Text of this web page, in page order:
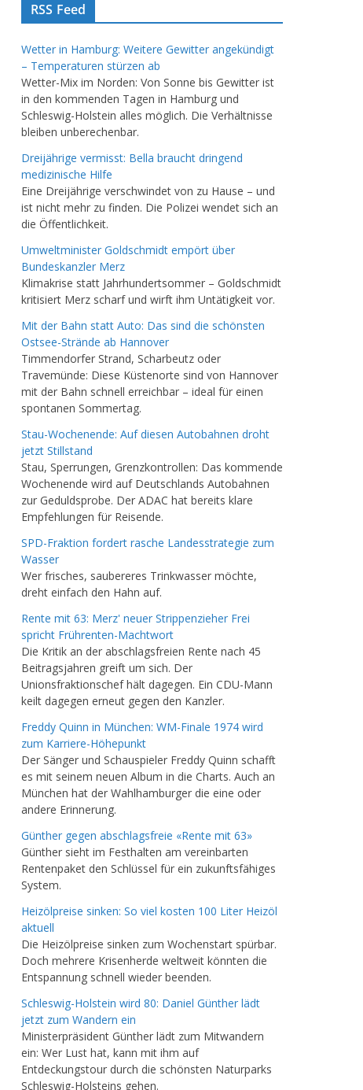
RSS Feed
Wetter in Hamburg: Weitere Gewitter angekündigt
– Temperaturen stürzen ab
Wetter-Mix im Norden: Von Sonne bis Gewitter ist
in den kommenden Tagen in Hamburg und
Schleswig-Holstein alles möglich. Die Verhältnisse
bleiben unberechenbar.
Dreijährige vermisst: Bella braucht dringend
medizinische Hilfe
Eine Dreijährige verschwindet von zu Hause – und
ist nicht mehr zu finden. Die Polizei wendet sich an
die Öffentlichkeit.
Umweltminister Goldschmidt empört über
Bundeskanzler Merz
Klimakrise statt Jahrhundertsommer – Goldschmidt
kritisiert Merz scharf und wirft ihm Untätigkeit vor.
Mit der Bahn statt Auto: Das sind die schönsten
Ostsee-Strände ab Hannover
Timmendorfer Strand, Scharbeutz oder
Travemünde: Diese Küstenorte sind von Hannover
mit der Bahn schnell erreichbar – ideal für einen
spontanen Sommertag.
Stau-Wochenende: Auf diesen Autobahnen droht
jetzt Stillstand
Stau, Sperrungen, Grenzkontrollen: Das kommende
Wochenende wird auf Deutschlands Autobahnen
zur Geduldsprobe. Der ADAC hat bereits klare
Empfehlungen für Reisende.
SPD-Fraktion fordert rasche Landesstrategie zum
Wasser
Wer frisches, saubereres Trinkwasser möchte,
dreht einfach den Hahn auf.
Rente mit 63: Merz' neuer Strippenzieher Frei
spricht Frührenten-Machtwort
Die Kritik an der abschlagsfreien Rente nach 45
Beitragsjahren greift um sich. Der
Unionsfraktionschef hält dagegen. Ein CDU-Mann
keilt dagegen erneut gegen den Kanzler.
Freddy Quinn in München: WM-Finale 1974 wird
zum Karriere-Höhepunkt
Der Sänger und Schauspieler Freddy Quinn schafft
es mit seinem neuen Album in die Charts. Auch an
München hat der Wahlhamburger die eine oder
andere Erinnerung.
Günther gegen abschlagsfreie «Rente mit 63»
Günther sieht im Festhalten am vereinbarten
Rentenpaket den Schlüssel für ein zukunftsfähiges
System.
Heizölpreise sinken: So viel kosten 100 Liter Heizöl
aktuell
Die Heizölpreise sinken zum Wochenstart spürbar.
Doch mehrere Krisenherde weltweit könnten die
Entspannung schnell wieder beenden.
Schleswig-Holstein wird 80: Daniel Günther lädt
jetzt zum Wandern ein
Ministerpräsident Günther lädt zum Mitwandern
ein: Wer Lust hat, kann mit ihm auf
Entdeckungstour durch die schönsten Naturparks
Schleswig-Holsteins gehen.